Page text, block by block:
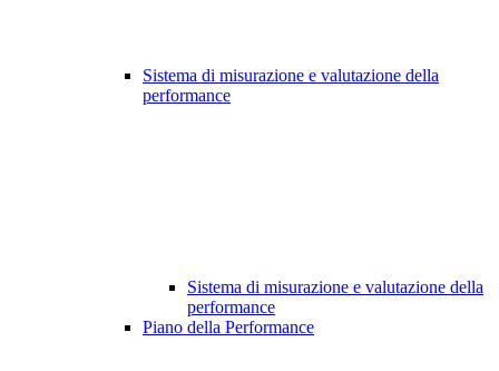
Sistema di misurazione e valutazione della
performance
Sistema di misurazione e valutazione della
performance
Piano della Performance